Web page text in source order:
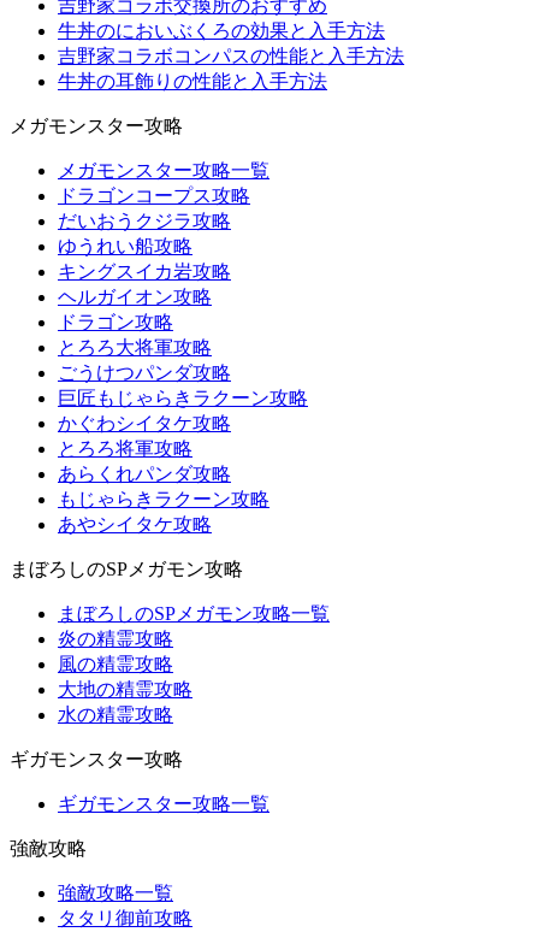
吉野家コラボ交換所のおすすめ
牛丼のにおいぶくろの効果と入手方法
吉野家コラボコンパスの性能と入手方法
牛丼の耳飾りの性能と入手方法
メガモンスター攻略
メガモンスター攻略一覧
ドラゴンコープス攻略
だいおうクジラ攻略
ゆうれい船攻略
キングスイカ岩攻略
ヘルガイオン攻略
ドラゴン攻略
とろろ大将軍攻略
ごうけつパンダ攻略
巨匠もじゃらきラクーン攻略
かぐわシイタケ攻略
とろろ将軍攻略
あらくれパンダ攻略
もじゃらきラクーン攻略
あやシイタケ攻略
まぼろしのSPメガモン攻略
まぼろしのSPメガモン攻略一覧
炎の精霊攻略
風の精霊攻略
大地の精霊攻略
水の精霊攻略
ギガモンスター攻略
ギガモンスター攻略一覧
強敵攻略
強敵攻略一覧
タタリ御前攻略